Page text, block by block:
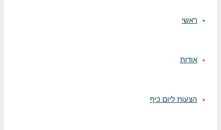
ראשי
אודות
הצעות ליום כיף